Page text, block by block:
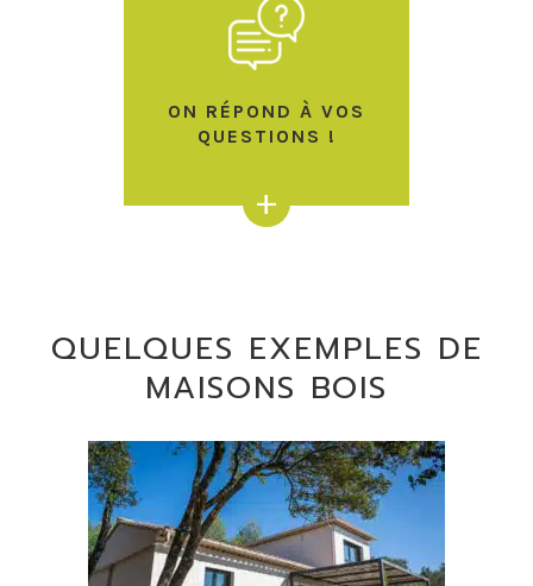
ON RÉPOND À VOS
QUESTIONS !
+
QUELQUES EXEMPLES DE
MAISONS BOIS